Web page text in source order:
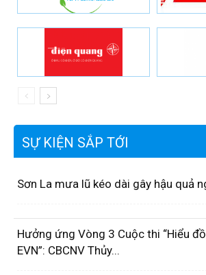
SỰ KIỆN SẮP TỚI
Sơn La mưa lũ kéo dài gây hậu quả
Hưởng ứng Vòng 3 Cuộc thi “Hiểu
EVN”: CBCNV Thủy...